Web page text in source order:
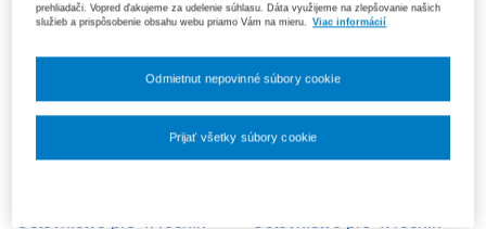
prehliadači. Vopred ďakujeme za udelenie súhlasu. Dáta využijeme na zlepšovanie našich
služieb a prispôsobenie obsahu webu priamo Vám na mieru.
Viac informácií
Odmietnut nepovinné súbory cookie
Prijať všetky súbory cookie